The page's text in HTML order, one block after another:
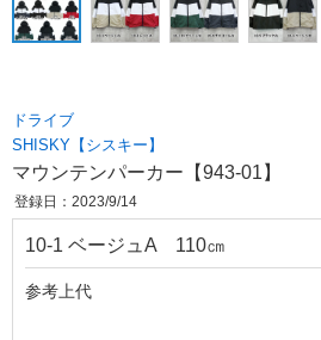
ドライブ
SHISKY【シスキー】
マウンテンパーカー【943-01】
登録日：2023/9/14
10-1 ベージュA 110㎝
参考上代